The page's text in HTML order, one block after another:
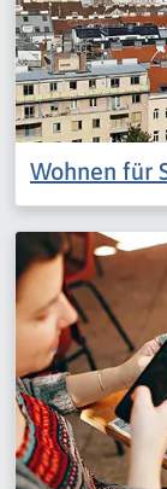
Wohnen für